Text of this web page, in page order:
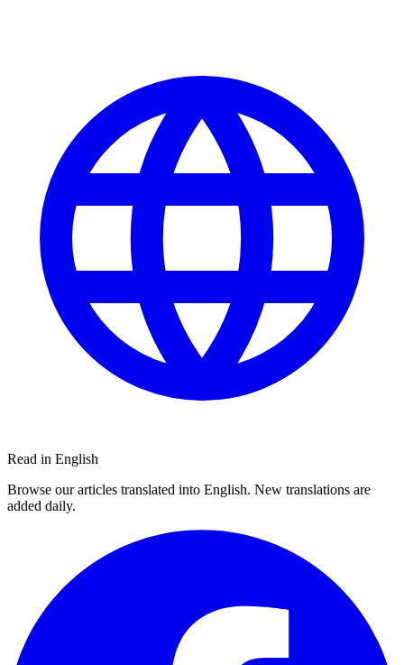
Read in English
Browse our articles translated into English. New translations are
added daily.